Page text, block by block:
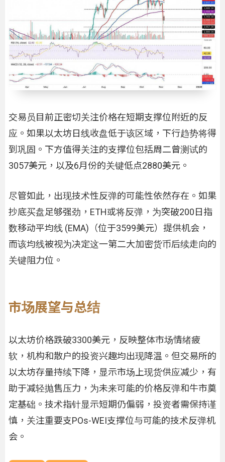
交易员目前正密切关注价格在短期支撑位附近的反
应。如果以太坊日线收盘低于该区域，下行趋势将得
到巩固。下方值得关注的支撑位包括周二曾测试的
3057美元，以及6月份的关键低点2880美元。
尽管如此，出现技术性反弹的可能性依然存在。如果
抄底买盘足够强劲，ETH或将反弹，为突破200日指
数移动平均线 (EMA)（位于3599美元）提供机会，
而该均线被视为决定这一第二大加密货币后续走向的
关键阻力位。
市场展望与总结
以太坊价格跌破3300美元，反映整体市场情绪疲
软，机构和散户的投资兴趣均出现降温。但交易所的
以太坊存量持续下降，显示市场上现货供应减少，有
助于减轻抛售压力，为未来可能的价格反弹和牛市奠
定基础。技术指针显示短期仍偏弱，投资者需保持谨
慎，关注重要支POs-WEI支撑位与可能的技术反弹机
会。